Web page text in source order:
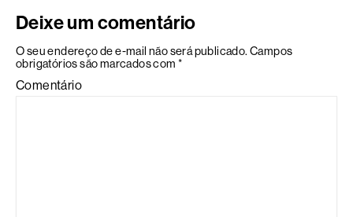
Deixe um comentário
O seu endereço de e-mail não será publicado. Campos
obrigatórios são marcados com *
Comentário